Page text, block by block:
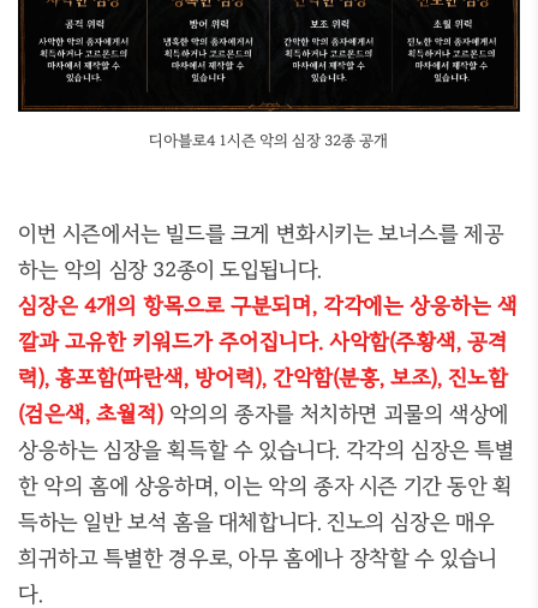
디아블로4 1시즌 악의 심장 32종 공개
이번 시즌에서는 빌드를 크게 변화시키는 보너스를 제공
하는 악의 심장 32종이 도입됩니다.
심장은 4개의 항목으로 구분되며, 각각에는 상응하는 색
깔과 고유한 키워드가 주어집니다. 사악함(주황색, 공격
력), 흉포함(파란색, 방어력), 간악함(분홍, 보조), 진노함
(검은색, 초월적) 악의의 종자를 처치하면 괴물의 색상에
상응하는 심장을 획득할 수 있습니다. 각각의 심장은 특별
한 악의 홈에 상응하며, 이는 악의 종자 시즌 기간 동안 획
득하는 일반 보석 홈을 대체합니다. 진노의 심장은 매우
희귀하고 특별한 경우로, 아무 홈에나 장착할 수 있습니
다.